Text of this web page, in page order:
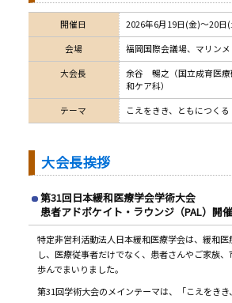
開催日 2026年6月19日(金)～20日(
会場 福岡国際会議場、マリン
大会長
余谷 暢之（国立成育医療
和ケア科）
テーマ こえをきき、ともにつくる
大会長挨拶
第31回日本緩和医療学会学術大会
患者アドボケイト・ラウンジ（PAL）開
特定非営利活動法人日本緩和医療学会は、緩和
し、医療従事者だけでなく、患者さんやご家族
歩んでまいりました。
第31回学術大会のメインテーマは、「こえをき